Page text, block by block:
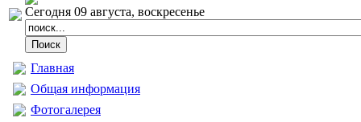
Сегодня 09 августа, воскресенье
Главная
Общая информация
Фотогалерея